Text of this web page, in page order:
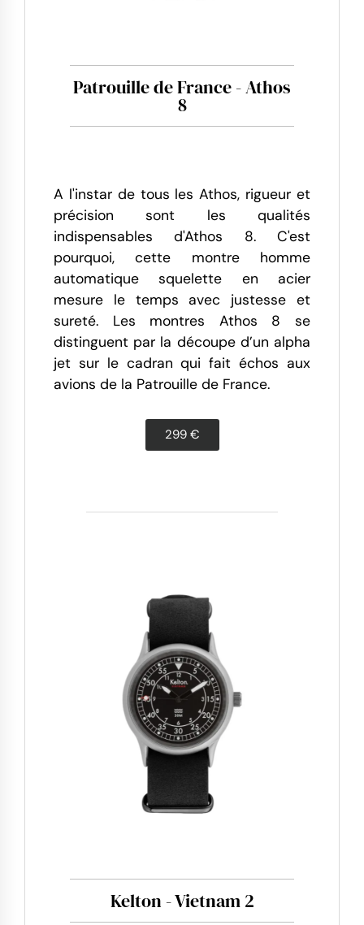
Patrouille de France - Athos
8
A l'instar de tous les Athos, rigueur et
précision sont les qualités
indispensables d'Athos 8. C'est
pourquoi, cette montre homme
automatique squelette en acier
mesure le temps avec justesse et
sureté. Les montres Athos 8 se
distinguent par la découpe d’un alpha
jet sur le cadran qui fait échos aux
avions de la Patrouille de France.
299 €
Kelton - Vietnam 2